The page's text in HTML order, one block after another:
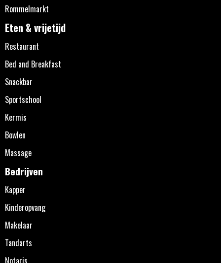
Rommelmarkt
Eten & vrijetijd
Restaurant
Bed and Breakfast
Snackbar
Sportschool
Kermis
Bowlen
Massage
Bedrijven
Kapper
Kinderopvang
Makelaar
Tandarts
Notaris